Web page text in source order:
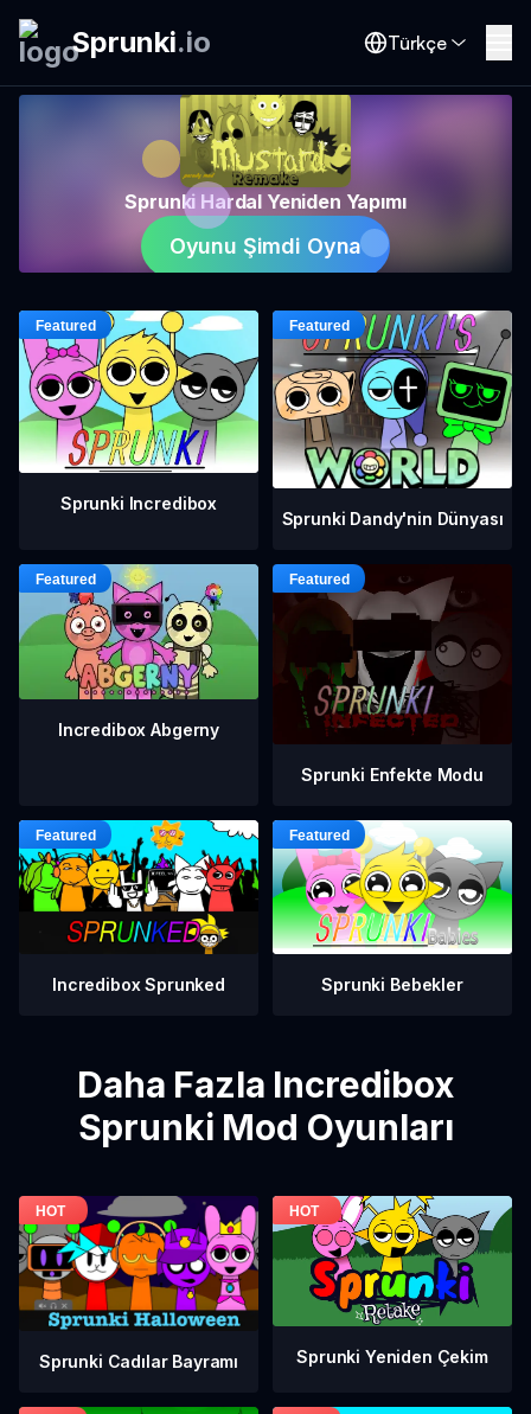
Sprunki.io Türkçe
Sprunki Hardal Yeniden Yapımı
Oyunu Şimdi Oyna
Sprunki Incredibox
Sprunki Dandy'nin Dünyası
Incredibox Abgerny
Sprunki Enfekte Modu
Incredibox Sprunked Sprunki Bebekler
Daha Fazla Incredibox
Sprunki Mod Oyunları
Sprunki Cadılar Bayramı Sprunki Yeniden Çekim